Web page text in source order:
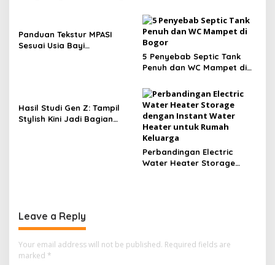
Panduan Tekstur MPASI
Sesuai Usia Bayi
5 Penyebab Septic Tank
Penuh dan WC Mampet di
Hasil Studi Gen Z: Tampil
Stylish Kini Jadi Bagian
Perbandingan Electric
Water Heater Storage
Leave a Reply
Your email address will not be published. Required fields are
marked *